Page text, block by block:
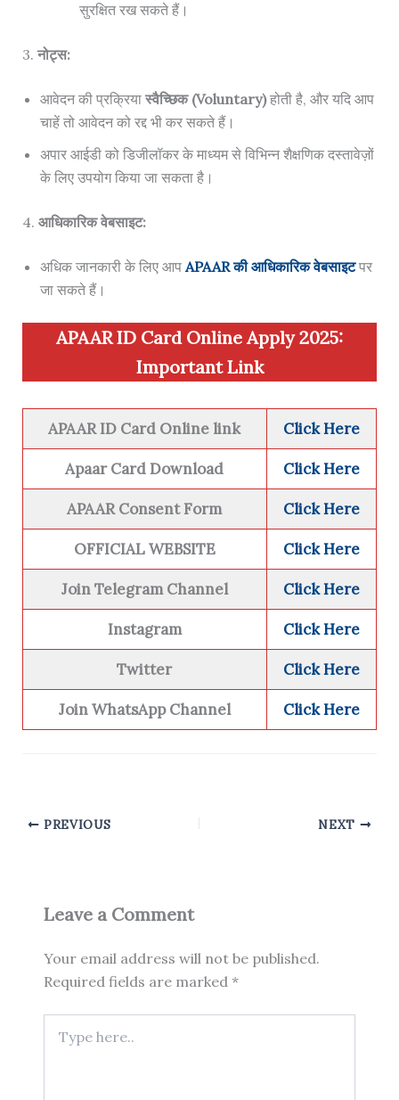
सुरक्षित रख सकते हैं।
3. नोट्स:
आवेदन की प्रक्रिया स्वैच्छिक (Voluntary)होती है, और यदि आप
चाहें तो आवेदन को रद्द भी कर सकते हैं।
अपार आईडी को डिजीलॉकर के माध्यम से विभिन्न शैक्षणिक दस्तावेज़ों
के लिए उपयोग किया जा सकता है।
4. आधिकारिक वेबसाइट:
अधिक जानकारी के लिए आपAPAAR की आधिकारिक वेबसाइटपर
जा सकते हैं।
APAAR ID Card Online Apply 2025:
Important Link
APAAR ID Card Online link Click Here
Apaar Card Download Click Here
APAAR Consent Form Click Here
OFFICIAL WEBSITE Click Here
Join Telegram Channel Click Here
Instagram Click Here
Twitter Click Here
Join WhatsApp Channel Click Here
PREVIOUS NEXT
Leave a Comment
Your email address will not be published.
Required fields are marked *
here..